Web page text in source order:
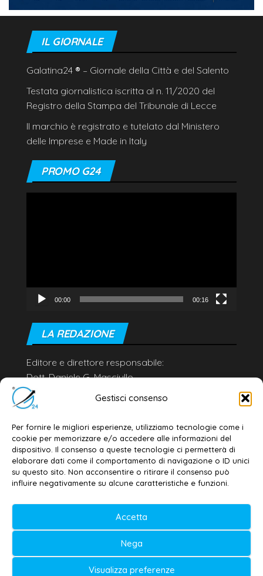
Gestisci consenso
Per fornire le migliori esperienze, utilizziamo tecnologie come i
cookie per memorizzare e/o accedere alle informazioni del
dispositivo. Il consenso a queste tecnologie ci permetterà di
elaborare dati come il comportamento di navigazione o ID unici
su questo sito. Non acconsentire o ritirare il consenso può
influire negativamente su alcune caratteristiche e funzioni.
Accetta
Nega
Visualizza preferenze
IL GIORNALE
Galatina24 ® – Giornale della Città e del Salento
Testata giornalistica iscritta al n. 11/2020 del
Registro della Stampa del Tribunale di Lecce
Il marchio è registrato e tutelato dal Ministero
delle Imprese e Made in Italy
PROMO G24
00:00 00:16
LA REDAZIONE
Editore e direttore responsabile:
Dott. Daniele G. Masciullo
Email:
redazione@galatina24.it
Privacy policy–Cookie policy
© 2020-2026 | Galatina24 ®
Testata iscritta al n. 11/2020 Registro della
Stampa Tribunale di Lecce
Editore e direttore responsabile:
Daniele G. Masciullo